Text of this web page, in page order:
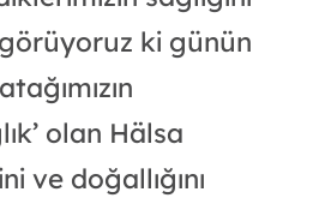
ki günün
olan Hälsa
ve doğallığını